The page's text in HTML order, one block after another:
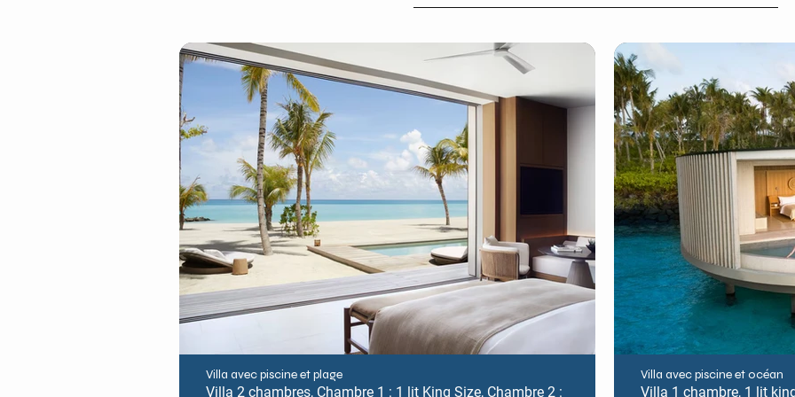
Villa avec piscine et plage
Villa 2 chambres, Chambre 1 : 1 lit King Size, Chambre 2 :
Villa avec piscine et océan
Villa 1 chambre, 1 lit